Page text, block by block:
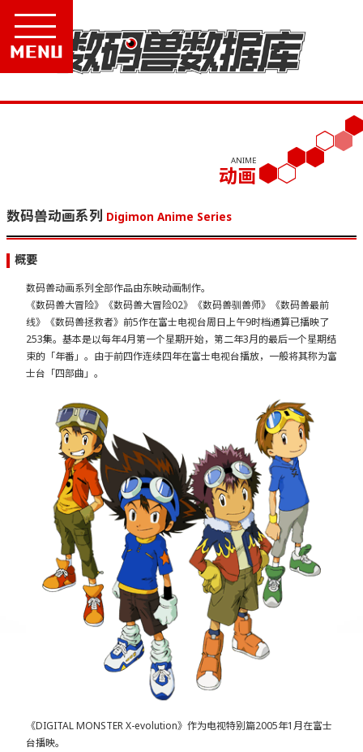
ANIME
动画
数码兽动画系列 Digimon Anime Series
概要
数码兽动画系列全部作品由东映动画制作。
《数码兽大冒险》《数码兽大冒险02》《数码兽驯兽师》《数码兽最前
线》《数码兽拯救者》前5作在富士电视台周日上午9时档通算已播映了
253集。基本是以每年4月第一个星期开始，第二年3月的最后一个星期结
束的「年番」。由于前四作连续四年在富士电视台播放，一般将其称为富
士台「四部曲」。
《DIGITAL MONSTER X-evolution》作为电视特别篇2005年1月在富士
台播映。